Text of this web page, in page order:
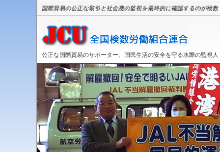
国際貿易の公正な取引と社会悪の監視を最終的に確認するのが検数
公正な国際貿易のサポーター、国民生活の安全を守る水際の監視人